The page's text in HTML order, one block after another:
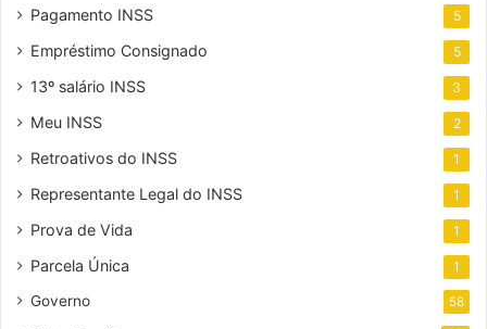
Pagamento INSS 5
Empréstimo Consignado 5
13º salário INSS 3
Meu INSS 2
Retroativos do INSS 1
Representante Legal do INSS 1
Prova de Vida 1
Parcela Única 1
Governo 58